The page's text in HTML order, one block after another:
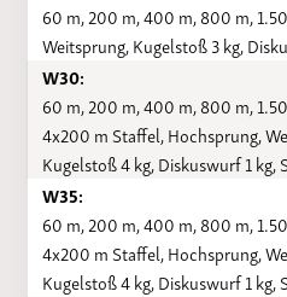
60 m, 200 m, 400 m, 800 m,
Weitsprung, Kugelstoß 3 kg,
W30:
60 m, 200 m, 400 m, 800 m,
4x200 m Staffel, Hochsprung,
Kugelstoß 4 kg, Diskuswurf 1
W35:
60 m, 200 m, 400 m, 800 m,
4x200 m Staffel, Hochsprung,
Kugelstoß 4 kg, Diskuswurf 1